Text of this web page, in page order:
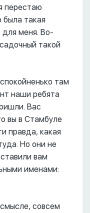
перестаю
была такая
для меня. Во-
такой
там
наши ребята
Вас
вы в Стамбуле
правда, какая
Но они не
вам
именами:
совсем